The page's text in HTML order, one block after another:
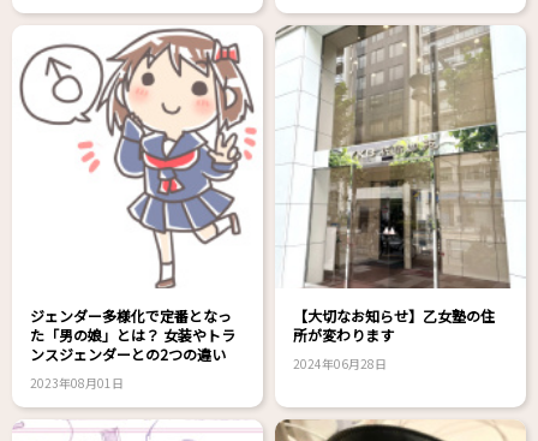
ジェンダー多様化で定番となっ
た「男の娘」とは？ 女装やトラ
ンスジェンダーとの2つの違い
2023年08月01日
【大切なお知らせ】乙女塾の住
所が変わります
2024年06月28日